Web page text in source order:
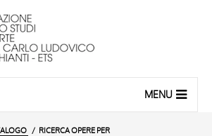
MENU
RICERCA OPERE PER